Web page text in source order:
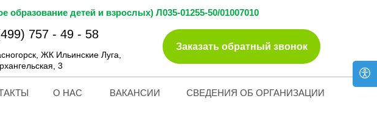
757 - 49 - 58
ЖК Ильинские Луга,
3
Заказать обратный звонок
СВЕДЕНИЯ ОБ ОРГАНИЗАЦИИ
детей и взрослых) Л035-01255-50/01007010
ВАКАНСИИ
О НАС